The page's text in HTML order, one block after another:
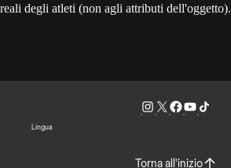
reali degli atleti (non agli attributi dell'oggetto).
Lingua
Torna all'inizio